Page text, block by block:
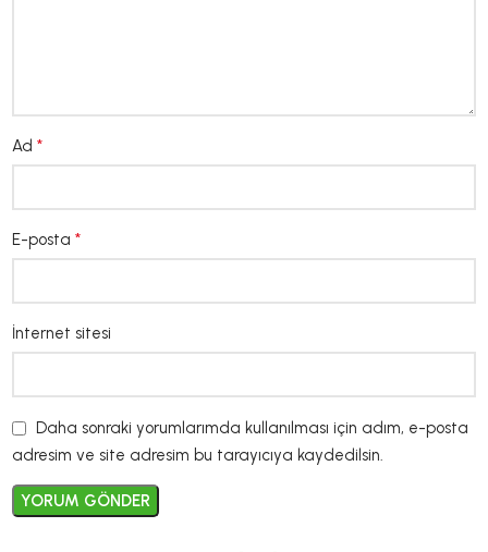
Ad*
E-posta*
İnternet sitesi
Daha sonraki yorumlarımda kullanılması için adım, e-posta
adresim ve site adresim bu tarayıcıya kaydedilsin.